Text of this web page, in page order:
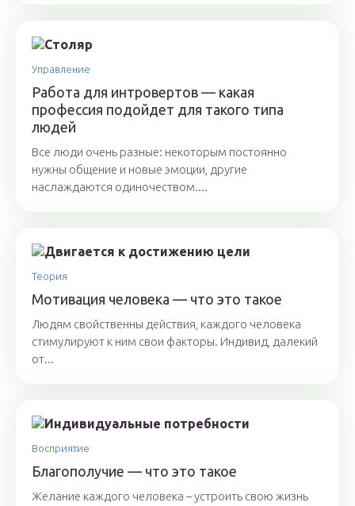
Управление
Работа для интровертов — какая
профессия подойдет для такого типа
людей
Все люди очень разные: некоторым постоянно
нужны общение и новые эмоции, другие
наслаждаются одиночеством....
Теория
Мотивация человека — что это такое
Людям свойственны действия, каждого человека
стимулируют к ним свои факторы. Индивид, далекий
от...
Восприятие
Благополучие — что это такое
Желание каждого человека – устроить свою жизнь